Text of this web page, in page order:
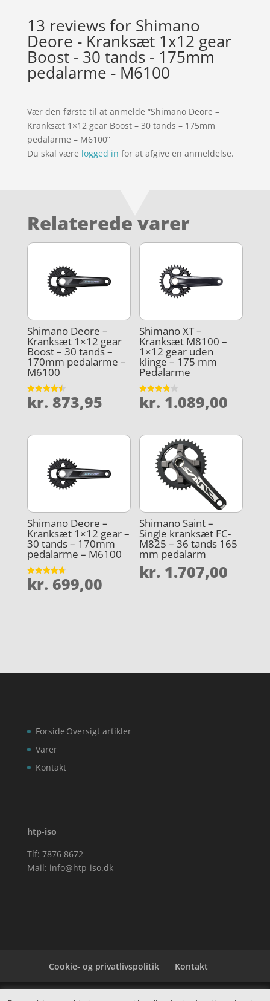
13 reviews for Shimano
Deore - Kranksæt 1x12 gear
Boost - 30 tands - 175mm
pedalarme - M6100
Vær den første til at anmelde “Shimano Deore –
Kranksæt 1×12 gear Boost – 30 tands – 175mm
pedalarme – M6100”
Du skal være logged in for at afgive en anmeldelse.
Relaterede varer
Shimano Deore –
Kranksæt 1×12 gear
Boost – 30 tands –
170mm pedalarme –
M6100
Vurderet
4.5
kr. 873,95
Shimano XT –
Kranksæt M8100 –
1×12 gear uden
klinge – 175 mm
Pedalarme
Vurderet
3.8
kr. 1.089,00
Shimano Deore –
Kranksæt 1×12 gear –
30 tands – 170mm
pedalarme – M6100
Vurderet
4.8
kr. 699,00
Shimano Saint –
Single kranksæt FC-
M825 – 36 tands 165
mm pedalarm
kr. 1.707,00
Forside
Varer
Kontakt
Oversigt artikler
htp-iso
Tlf: 7876 8672
Mail: info@htp-iso.dk
Cookie- og privatlivspolitik Kontakt
Denne hjemmeside samler et bredt udvalg af